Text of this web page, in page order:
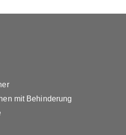
mit Behinderung